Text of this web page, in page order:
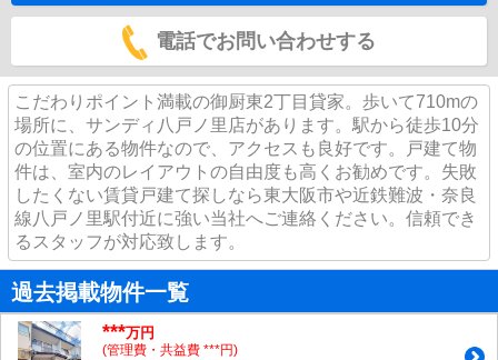
電話でお問い合わせする
こだわりポイント満載の御厨東2丁目貸家。歩いて710mの
場所に、サンディ八戸ノ里店があります。駅から徒歩10分
の位置にある物件なので、アクセスも良好です。戸建て物
件は、室内のレイアウトの自由度も高くお勧めです。失敗
したくない賃貸戸建て探しなら東大阪市や近鉄難波・奈良
線八戸ノ里駅付近に強い当社へご連絡ください。信頼でき
るスタッフが対応致します。
過去掲載物件一覧
***万円
(管理費・共益費 ***円)